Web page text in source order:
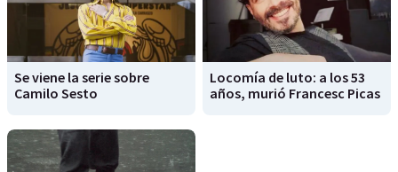
Se viene la serie sobre
Camilo Sesto
Locomía de luto: a los 53
años, murió Francesc Picas